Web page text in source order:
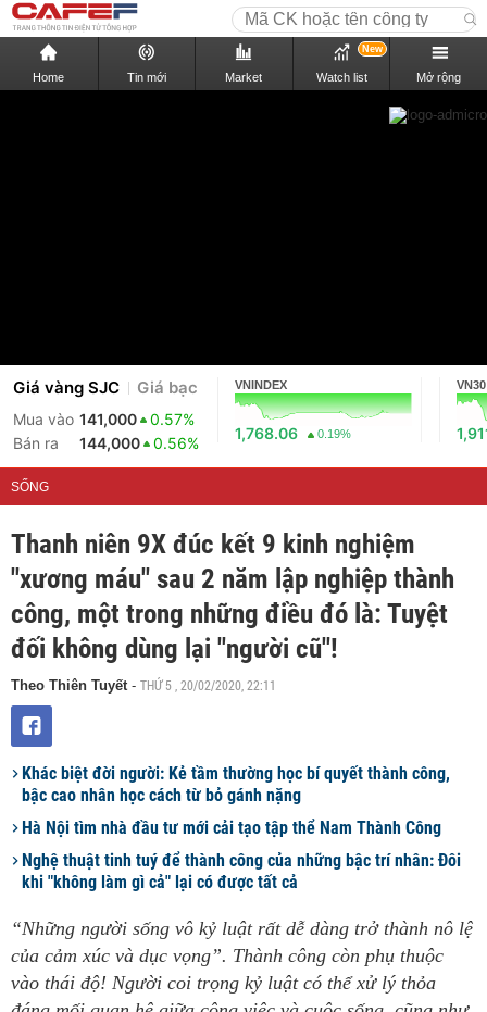
Home Tin mới Market Watch list
New
Mở rộng
Giá vàng SJC Giá bạc
Mua vào 141,000
0.57%
Bán ra
144,000 0.56%
VNINDEX
1,768.06 0.19%
VN30
SỐNG
Thanh niên 9X đúc kết 9 kinh nghiệm
"xương máu" sau 2 năm lập nghiệp thành
công, một trong những điều đó là: Tuyệt
đối không dùng lại "người cũ"!
Theo Thiên Tuyết- THỨ 5 , 20/02/2020, 22:11
Khác biệt đời người: Kẻ tầm thường học bí quyết thành công,
bậc cao nhân học cách từ bỏ gánh nặng
Hà Nội tìm nhà đầu tư mới cải tạo tập thể Nam Thành Công
Nghệ thuật tinh tuý để thành công của những bậc trí nhân: Đôi
khi "không làm gì cả" lại có được tất cả
“Những người sống vô kỷ luật rất dễ dàng trở thành nô lệ
của cảm xúc và dục vọng”. Thành công còn phụ thuộc
vào thái độ! Người coi trọng kỷ luật có thể xử lý thỏa